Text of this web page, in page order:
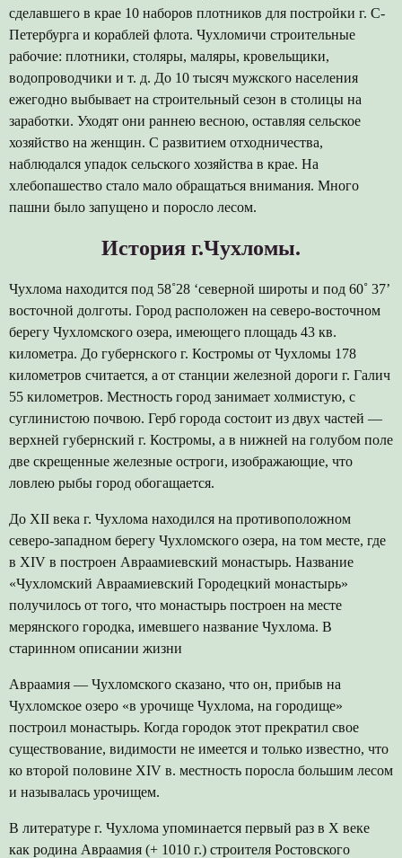
сделавшего в крае 10 наборов плотников для постройки г. С-
Петербурга и кораблей флота. Чухломичи строительные
рабочие: плотники, столяры, маляры, кровельщики,
водопроводчики и т. д. До 10 тысяч мужского населения
ежегодно выбывает на строительный сезон в столицы на
заработки. Уходят они раннею весною, оставляя сельское
хозяйство на женщин. С развитием отходничества,
наблюдался упадок сельского хозяйства в крае. На
хлебопашество стало мало обращаться внимания. Много
пашни было запущено и поросло лесом.
История г.Чухломы.
Чухлома находится под 58˚28 ‘северной широты и под 60˚ 37’
восточной долготы. Город расположен на северо-восточном
берегу Чухломского озера, имеющего площадь 43 кв.
километра. До губернского г. Костромы от Чухломы 178
километров считается, а от станции железной дороги г. Галич
55 километров. Местность город занимает холмистую, с
суглинистою почвою. Герб города состоит из двух частей —
верхней губернский г. Костромы, а в нижней на голубом поле
две скрещенные железные остроги, изображающие, что
ловлею рыбы город обогащается.
До XII века г. Чухлома находился на противоположном
северо-западном берегу Чухломского озера, на том месте, где
в XIV в построен Авраамиевский монастырь. Название
«Чухломский Авраамиевский Городецкий монастырь»
получилось от того, что монастырь построен на месте
мерянского городка, имевшего название Чухлома. В
старинном описании жизни
Авраамия — Чухломского сказано, что он, прибыв на
Чухломское озеро «в урочище Чухлома, на городище»
построил монастырь. Когда городок этот прекратил свое
существование, видимости не имеется и только известно, что
ко второй половине XIV в. местность поросла большим лесом
и называлась урочищем.
В литературе г. Чухлома упоминается первый раз в X веке
как родина Авраамия (+ 1010 г.) строителя Ростовского